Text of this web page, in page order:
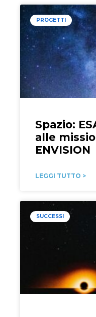
PROGETTI
Spazio:
alle
ENVISION
LEGGI TUTTO >
SUCCESSI